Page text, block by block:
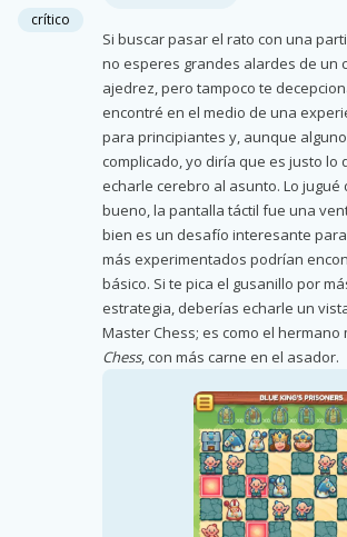
crítico
Si buscar pasar el rato con una
no esperes grandes alardes de un
ajedrez, pero tampoco te
encontré en el medio de una
para principiantes y, aunque
complicado, yo diría que es justo lo
echarle cerebro al asunto. Lo jugué
bueno, la pantalla táctil fue una
bien es un desafío interesante
más experimentados podrían
básico. Si te pica el gusanillo por
estrategia, deberías echarle un
Master Chess; es como el hermano
Chess, con más carne en el asador.